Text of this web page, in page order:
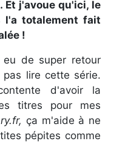
Et j'avoue qu'ici, le
l'a totalement fait
!
de super retour
lire cette série.
d'avoir la
titres pour mes
ça m'aide à ne
pépites comme